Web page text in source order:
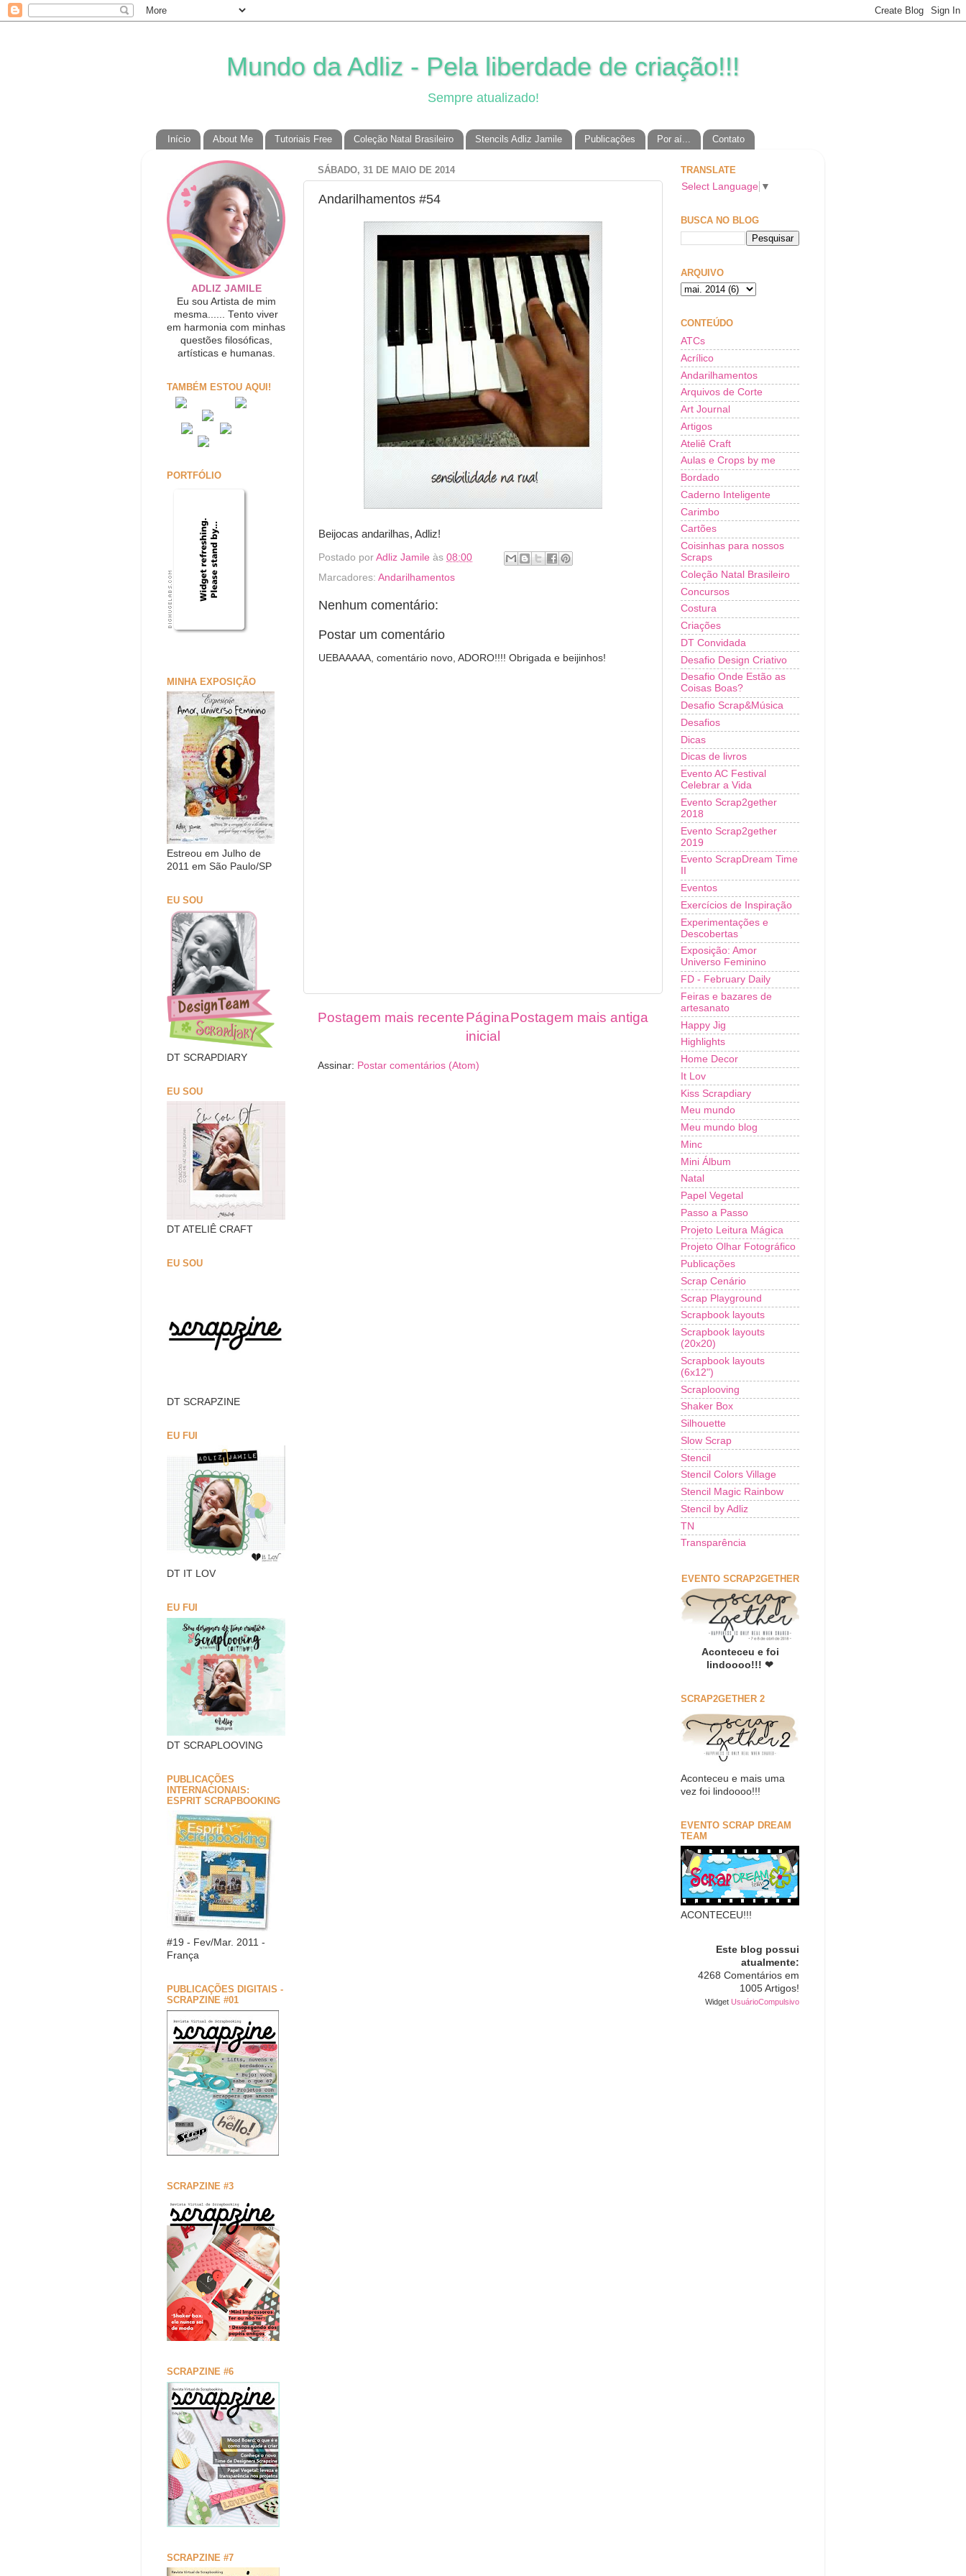
Mundo da Adliz - Pela liberdade de criação!!!
Sempre atualizado!
Início About Me Tutoriais Free Coleção Natal Brasileiro Stencils Adliz Jamile Publicações Por aí... Contato
SÁBADO, 31 DE MAIO DE 2014
Andarilhamentos #54
Beijocas andarilhas, Adliz!
Postado por Adliz Jamile às 08:00
Marcadores: Andarilhamentos
Nenhum comentário:
Postar um comentário
UEBAAAAA, comentário novo, ADORO!!!! Obrigada e beijinhos!
Postagem mais recente Postagem mais antiga
Página
inicial
Assinar: Postar comentários (Atom)
ADLIZ JAMILE
Eu sou Artista de mim
mesma...... Tento viver
em harmonia com minhas
questões filosóficas,
artísticas e humanas.
TAMBÉM ESTOU AQUI!
PORTFÓLIO
MINHA EXPOSIÇÃO
Estreou em Julho de
2011 em São Paulo/SP
EU SOU
DT SCRAPDIARY
EU SOU
DT ATELIÊ CRAFT
EU SOU
DT SCRAPZINE
EU FUI
DT IT LOV
EU FUI
DT SCRAPLOOVING
PUBLICAÇÕES
INTERNACIONAIS:
ESPRIT SCRAPBOOKING
#19 - Fev/Mar. 2011 -
França
PUBLICAÇÕES DIGITAIS -
SCRAPZINE #01
SCRAPZINE #3
SCRAPZINE #6
SCRAPZINE #7
TRANSLATE
Select Language ▼
BUSCA NO BLOG
ARQUIVO
CONTEÚDO
ATCs
Acrílico
Andarilhamentos
Arquivos de Corte
Art Journal
Artigos
Ateliê Craft
Aulas e Crops by me
Bordado
Caderno Inteligente
Carimbo
Cartões
Coisinhas para nossos
Scraps
Coleção Natal Brasileiro
Concursos
Costura
Criações
DT Convidada
Desafio Design Criativo
Desafio Onde Estão as
Coisas Boas?
Desafio Scrap&Música
Desafios
Dicas
Dicas de livros
Evento AC Festival
Celebrar a Vida
Evento Scrap2gether
2018
Evento Scrap2gether
2019
Evento ScrapDream Time
Eventos
Exercícios de Inspiração
Experimentações e
Descobertas
Exposição: Amor
Universo Feminino
FD - February Daily
Feiras e bazares de
artesanato
Happy Jig
Highlights
Home Decor
It Lov
Kiss Scrapdiary
Meu mundo
Meu mundo blog
Minc
Mini Álbum
Natal
Papel Vegetal
Passo a Passo
Projeto Leitura Mágica
Projeto Olhar Fotográfico
Publicações
Scrap Cenário
Scrap Playground
Scrapbook layouts
Scrapbook layouts
(20x20)
Scrapbook layouts
(6x12")
Scraplooving
Shaker Box
Silhouette
Slow Scrap
Stencil
Stencil Colors Village
Stencil Magic Rainbow
Stencil by Adliz
TN
Transparência
EVENTO SCRAP2GETHER
Aconteceu e foi
lindoooo!!! ❤
SCRAP2GETHER 2
Aconteceu e mais uma
vez foi lindoooo!!!
EVENTO SCRAP DREAM
TEAM
ACONTECEU!!!
Este blog possui
atualmente:
4268 Comentários em
1005 Artigos!
Widget UsuárioCompulsivo